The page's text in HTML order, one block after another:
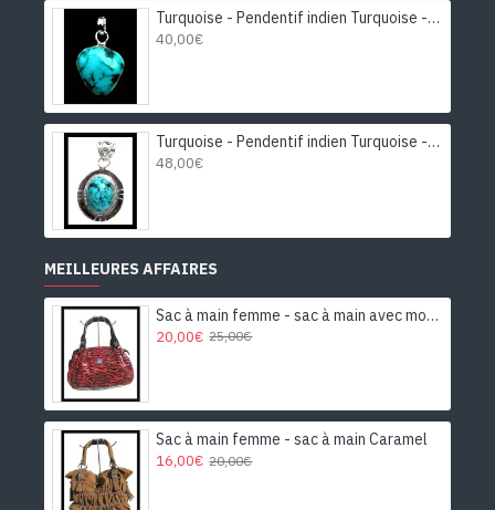
Turquoise - Pendentif indien Turquoise - Bijoux Inde
40,00€
Turquoise - Pendentif indien Turquoise - Bijoux Inde
48,00€
MEILLEURES AFFAIRES
Sac à main femme - sac à main avec motifs
20,00€ 25,00€
Sac à main femme - sac à main Caramel
16,00€ 20,00€